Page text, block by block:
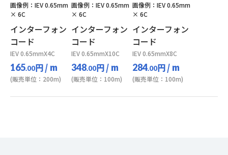
画像例：IEV 0.65mm
× 6C
インターフォン
コード
IEV 0.65mmX4C
165.00円/ m
(販売単位：200m)
画像例：IEV 0.65mm
× 6C
インターフォン
コード
IEV 0.65mmX10C
348.00円/ m
(販売単位：100m)
画像例：IEV 0.65mm
× 6C
インターフォン
コード
IEV 0.65mmX8C
284.00円/ m
(販売単位：100m)